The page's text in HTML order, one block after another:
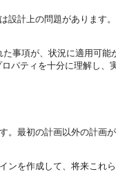
設計上の問題があります
事項が、状況に適用可能
パティを十分に理解し、
。最初の計画以外の計画
ンを作成して、将来これ